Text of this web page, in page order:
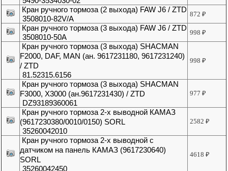
Кран ручного тормоза (2 выхода) FAW J6 / ZTD
3508010-82V/A
872₽
Кран ручного тормоза (3 выхода) FAW J6 / ZTD
3508010-50A
998₽
Кран ручного тормоза (3 выхода) SHACMAN
F2000, DAF, MAN (ан. 9617231180, 9617231240)
/ ZTD
81.52315.6156
998₽
Кран ручного тормоза (3 выхода) SHACMAN
F3000, X3000 (ан.9617231430) / ZTD
DZ93189360061
977₽
Кран ручного тормоза 2-х выводной КАМАЗ
(9617230380/0010/0150) SORL
35260042010
2582₽
Кран ручного тормоза 2-х выводной с
датчиком на панель КАМАЗ (9617230640)
SORL
35260042450
4618₽